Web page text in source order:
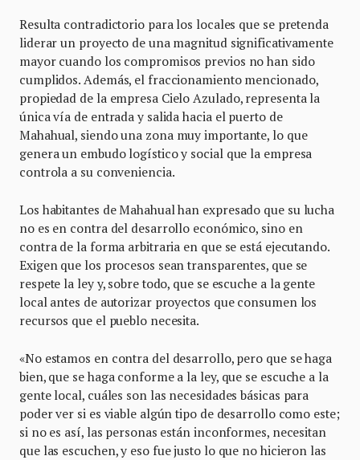
Resulta contradictorio para los locales que se pretenda
liderar un proyecto de una magnitud significativamente
mayor cuando los compromisos previos no han sido
cumplidos. Además, el fraccionamiento mencionado,
propiedad de la empresa Cielo Azulado, representa la
única vía de entrada y salida hacia el puerto de
Mahahual, siendo una zona muy importante, lo que
genera un embudo logístico y social que la empresa
controla a su conveniencia.
Los habitantes de Mahahual han expresado que su lucha
no es en contra del desarrollo económico, sino en
contra de la forma arbitraria en que se está ejecutando.
Exigen que los procesos sean transparentes, que se
respete la ley y, sobre todo, que se escuche a la gente
local antes de autorizar proyectos que consumen los
recursos que el pueblo necesita.
«No estamos en contra del desarrollo, pero que se haga
bien, que se haga conforme a la ley, que se escuche a la
gente local, cuáles son las necesidades básicas para
poder ver si es viable algún tipo de desarrollo como este;
si no es así, las personas están inconformes, necesitan
que las escuchen, y eso fue justo lo que no hicieron las